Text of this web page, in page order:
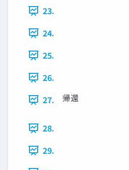
23.
24.
25.
26.
27.
帰還
28.
29.